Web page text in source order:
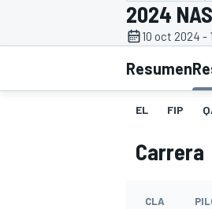
INDYCAR
2024
10 oct 2024 -
Resumen
EL FIP
Carrera
CLA